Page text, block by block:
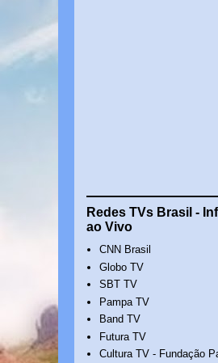
Redes TVs Brasil -
ao Vivo
CNN Brasil
Globo TV
SBT TV
Pampa TV
Band TV
Futura TV
Cultura TV - Fundação